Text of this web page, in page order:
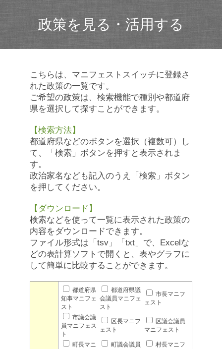
政策を見る・活用する
こちらは、マニフェストスイッチに登録さ
れた政策の一覧です。
ご希望の政策は、検索機能で種別や都道府
県を選択して探すことができます。
【検索方法】
都道府県などのボタンを選択（複数可）し
て、「検索」ボタンを押すと表示されま
す。
政治家名なども記入のうえ「検索」ボタン
を押してください。
【ダウンロード】
検索などを使って一覧に表示された政策の
内容をダウンロードできます。
ファイル形式は「tsv」「txt」で、Excelな
どの表計算ソフトで開くと、表やグラフに
して簡単に比較することができます。
都道府県
知事マニフェ
スト
都道府県議
会議員マニフェ
スト
市長マニフ
ェスト
市議会議
員マニフェス
ト
区長マニフ
ェスト
区議会議員
マニフェスト
町長マニ
町議会議員
村長マニフ